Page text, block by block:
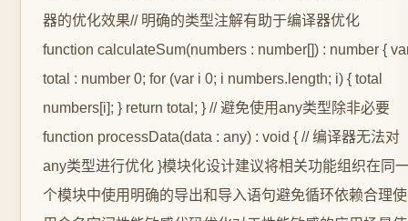
器的优化效果// 明确的类型注解有助于编译器优化
function calculateSum(numbers : number[]) : number {
total : number 0; for (var i 0; i numbers.length; i) { total
numbers[i]; } return total; } // 避免使用any类型除非必要
function processData(data : any) : void { // 编译器无法对
any类型进行优化 }模块化设计建议将相关功能组织在同
个模块中使用明确的导出和导入语句避免循环依赖合理使